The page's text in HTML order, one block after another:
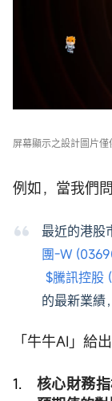
屏幕顯示之設計圖片
例如，當我們問
最近的港股
團-W
$騰訊控股
的最新業績
「牛牛AI」給
核心財務